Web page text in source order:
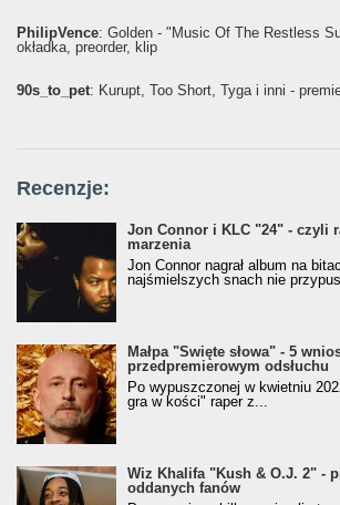
PhilipVence: Golden - "Music Of The Restless
okładka, preorder, klip
90s_to_pet: Kurupt, Too Short, Tyga i inni -
Recenzje:
Jon Connor i KLC "24" - czyli
marzenia
Jon Connor nagrał album na
najśmielszych snach nie
Małpa "Święte słowa" - 5
przedpremierowym odsłuchu
Po wypuszczonej w kwietniu
gra w kości" raper z...
Wiz Khalifa "Kush & O.J. 2" -
oddanych fanów